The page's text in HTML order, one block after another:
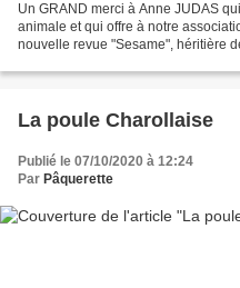
Un GRAND merci à Anne JUDAS
animale et qui offre à notre
nouvelle revue "Sesame", héritière
La poule Charollaise
Publié le 07/10/2020 à 12:24
Par Pâquerette